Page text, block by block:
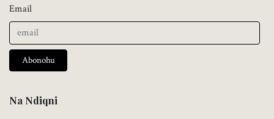
Email
Abonohu
Na Ndiqni